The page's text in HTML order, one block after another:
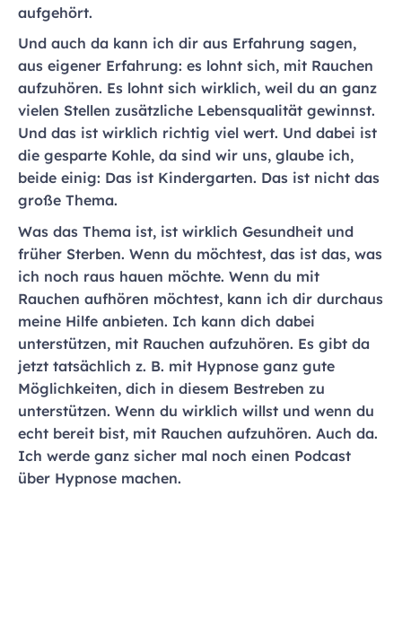
aufgehört.
Und auch da kann ich dir aus Erfahrung sagen,
aus eigener Erfahrung: es lohnt sich, mit Rauchen
aufzuhören. Es lohnt sich wirklich, weil du an ganz
vielen Stellen zusätzliche Lebensqualität gewinnst.
Und das ist wirklich richtig viel wert. Und dabei ist
die gesparte Kohle, da sind wir uns, glaube ich,
beide einig: Das ist Kindergarten. Das ist nicht das
große Thema.
Was das Thema ist, ist wirklich Gesundheit und
früher Sterben. Wenn du möchtest, das ist das, was
ich noch raus hauen möchte. Wenn du mit
Rauchen aufhören möchtest, kann ich dir durchaus
meine Hilfe anbieten. Ich kann dich dabei
unterstützen, mit Rauchen aufzuhören. Es gibt da
jetzt tatsächlich z. B. mit Hypnose ganz gute
Möglichkeiten, dich in diesem Bestreben zu
unterstützen. Wenn du wirklich willst und wenn du
echt bereit bist, mit Rauchen aufzuhören. Auch da.
Ich werde ganz sicher mal noch einen Podcast
über Hypnose machen.